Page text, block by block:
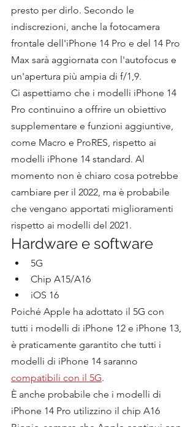
presto per dirlo. Secondo le
indiscrezioni, anche la fotocamera
frontale dell'iPhone 14 Pro e del 14 Pro
Max sarà aggiornata con l'autofocus e
un'apertura più ampia di f/1,9.
Ci aspettiamo che i modelli iPhone 14
Pro continuino a offrire un obiettivo
supplementare e funzioni aggiuntive,
come Macro e ProRES, rispetto ai
modelli iPhone 14 standard. Al
momento non è chiaro cosa potrebbe
cambiare per il 2022, ma è probabile
che vengano apportati miglioramenti
rispetto ai modelli del 2021.
Hardware e software
5G
Chip A15/A16
iOS 16
Poiché Apple ha adottato il 5G con
tutti i modelli di iPhone 12 e iPhone 13,
è praticamente garantito che tutti i
modelli di iPhone 14 saranno
compatibili con il 5G.
È anche probabile che i modelli di
iPhone 14 Pro utilizzino il chip A16